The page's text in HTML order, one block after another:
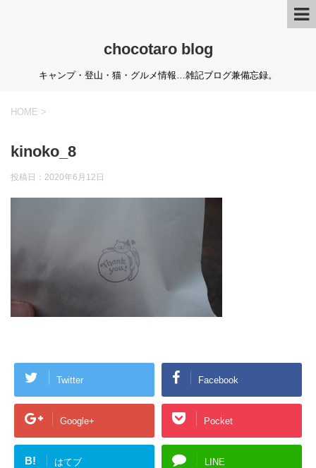
chocotaro blog
キャンプ・登山・猫・グルメ情報…雑記ブログ兼備忘録。
HOME >
kinoko_8
投稿日： 2020年6月12日
Twitter Facebook
Google+ Pocket
B! はてブ LINE